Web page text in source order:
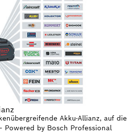
Akku-Allianz, auf die
Powered by Bosch Professional